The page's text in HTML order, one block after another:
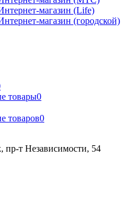
магазин (Life)
магазин (городской)
товары0
товаров0
пр-т Независимости, 54